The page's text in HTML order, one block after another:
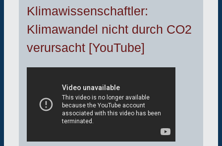
Klimawissenschaftler:
Klimawandel nicht durch CO2
verursacht [YouTube]